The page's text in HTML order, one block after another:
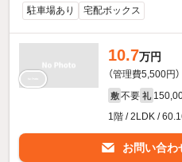
駐車場あり
宅配ボックス
10.7万円
（管理費5,500円）
敷 不要 礼
1階 / 2LDK /
お問い合わ